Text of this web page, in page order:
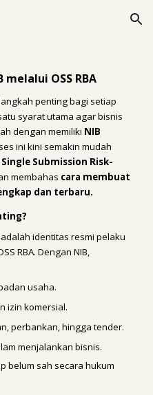
Skip to navigation
OSS RBA
penting bagi setiap
syarat utama agar bisnis
dengan memiliki NIB
ini kini semakin mudah
Single Submission Risk-
membahas cara membuat
dan terbaru.
adalah identitas resmi pelaku
RBA. Dengan NIB,
usaha.
izin komersial.
perbankan, hingga tender.
menjalankan bisnis.
belum sah secara hukum